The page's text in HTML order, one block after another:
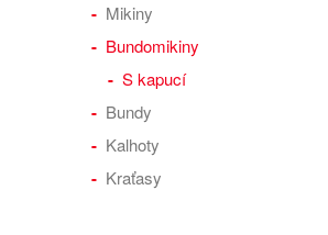
Mikiny
Bundomikiny
S kapucí
Bundy
Kalhoty
Kraťasy